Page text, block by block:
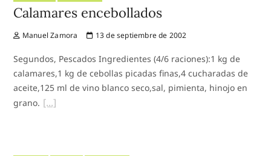
Calamares encebollados
Manuel Zamora 13 de septiembre de 2002
Segundos, Pescados Ingredientes (4/6 raciones):1 kg de
calamares,1 kg de cebollas picadas finas,4 cucharadas de
aceite,125 ml de vino blanco seco,sal, pimienta, hinojo en
grano.